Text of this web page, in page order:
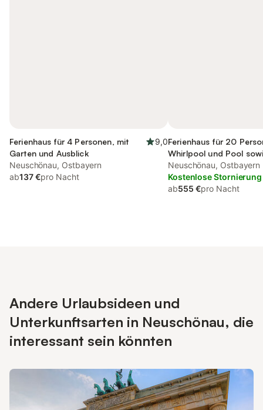
Ferienhaus für 4 Personen, mit
Garten und Ausblick
9,0
Neuschönau, Ostbayern
ab137 €pro Nacht
Ferienhaus für 20
Whirlpool und Pool
und Garten, mit
Neuschönau, Ostbayern
Kostenlose Stornierung
ab555 €pro Nacht
Andere Urlaubsideen und
Unterkunftsarten in Neuschönau, die
interessant sein könnten